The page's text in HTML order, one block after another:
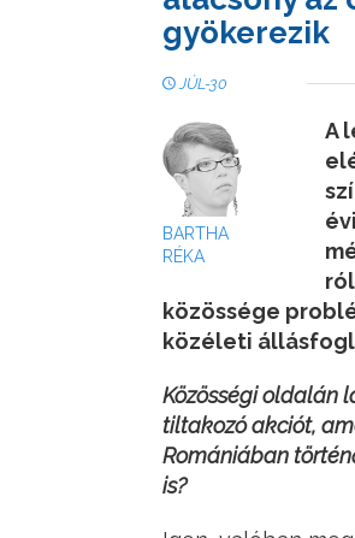
gyökerezik
JÚL-30
BARTHA
RÉKA
A
közössége
közéleti
Közösségi oldalán
tiltakozó akciót,
Romániában
is?